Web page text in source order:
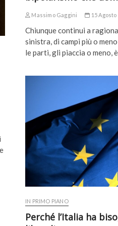
Massimo Gaggini 15 Agosto
Chiunque continui a
sinistra, di campi più o
le parti, gli piaccia o meno,
IN PRIMO PIANO
Perché l’Italia ha